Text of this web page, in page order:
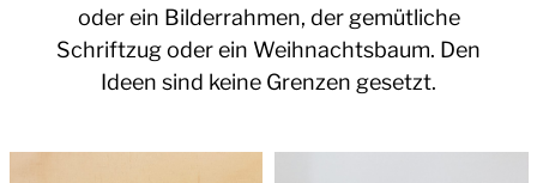
oder ein Bilderrahmen, der gemütliche
Schriftzug oder ein Weihnachtsbaum. Den
Ideen sind keine Grenzen gesetzt.